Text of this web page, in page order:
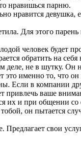
нравишься парню.
нравится
Для этого
человек будет
обратить на
не в шутку. Он
это именно то, что
Если в компании
привлечь ваше
и при общении со
он пытается
Предлагает свои